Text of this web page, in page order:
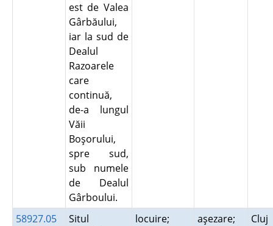
est de Valea
Gârbăului,
iar la sud de
Dealul
Razoarele
care
continuă,
de-a lungul
Văii
Boşorului,
spre sud,
sub numele
de Dealul
Gârboului.
58927.05
Situl
locuire;
aşezare;
Cluj